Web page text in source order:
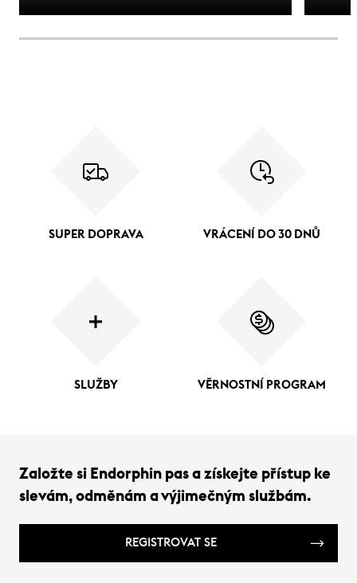
SUPER DOPRAVA VRÁCENÍ DO 30 DNŮ
SLUŽBY VĚRNOSTNÍ PROGRAM
Založte si Endorphin pas a získejte přístup ke
slevám, odměnám a výjimečným službám.
REGISTROVAT SE